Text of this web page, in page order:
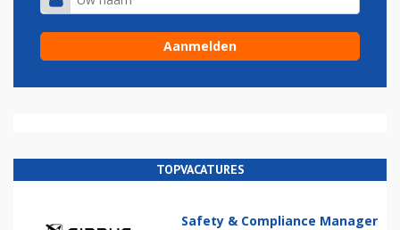
TOPVACATURES
Safety & Compliance Manager